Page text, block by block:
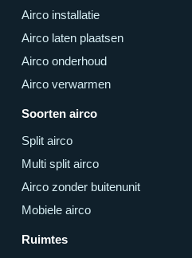
Airco installatie
Airco laten plaatsen
Airco onderhoud
Airco verwarmen
Soorten airco
Split airco
Multi split airco
Airco zonder buitenunit
Mobiele airco
Ruimtes